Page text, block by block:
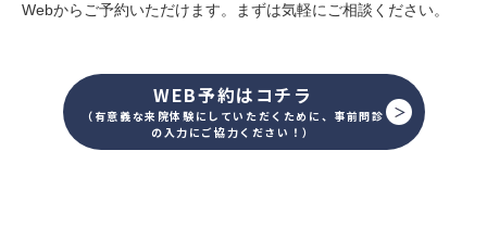
Webからご予約いただけます。まずは気軽にご相談ください。
WEB予約はコチラ
（有意義な来院体験にしていただくために、事前問診
の入力にご協力ください！）